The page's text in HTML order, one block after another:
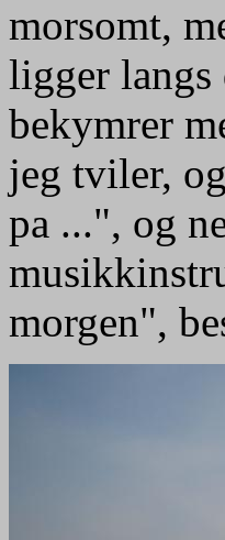
morsomt,
ligger langs
bekymrer
jeg tviler,
pa ...", og
morgen",